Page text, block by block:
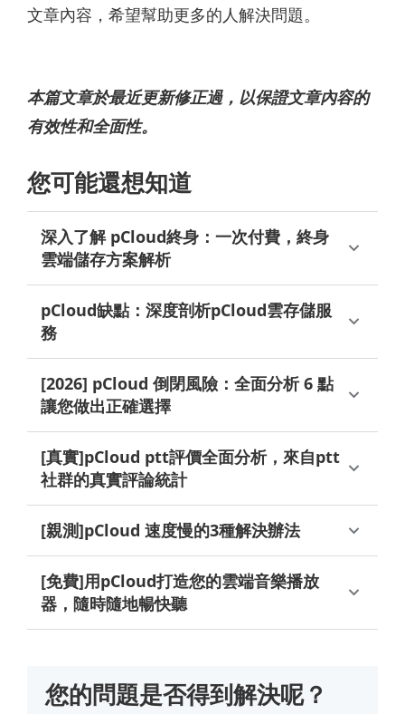
文章內容，希望幫助更多的人解決問題。
本篇文章於最近更新修正過，以保證文章內容的
有效性和全面性。
您可能還想知道
深入了解 pCloud終身：一次付費，終身
雲端儲存方案解析
pCloud缺點：深度剖析pCloud雲存儲服
務
[2026] pCloud 倒閉風險：全面分析 6 點
讓您做出正確選擇
[真實]pCloud ptt評價全面分析，來自ptt
社群的真實評論統計
[親測]pCloud 速度慢的3種解決辦法
[免費]用pCloud打造您的雲端音樂播放
器，隨時隨地暢快聽
您的問題是否得到解決呢？